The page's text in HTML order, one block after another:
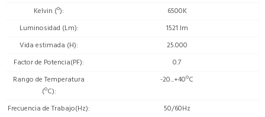
Kelvin (º)
6500K
Luminosidad (Lm)
1521 lm
Vida estimada (H)
25.000
Factor de Potencia(PF)
0.7
Rango de Temperatura
(ºC)
-20...+40ºC
Frecuencia de Trabajo(Hz) 50/60Hz